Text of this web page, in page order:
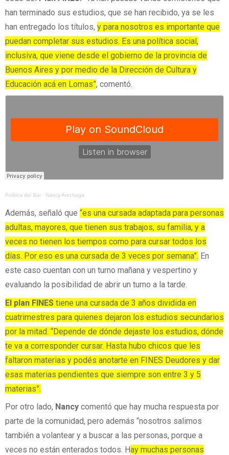
han terminado sus estudios, que se han recibido, ya se les
han entregado los títulos, y para nosotros es importante que
puedan completar sus estudios. Es una política social,
inclusiva, que viene desde el gobierno de la provincia de
Buenos Aires y por medio de la Dirección de Cultura y
Educación acá en Lomas”, comentó.
Política del Sur · Nancy Arechaga
Además, señaló que “es una cursada adaptada para personas
adultas, mayores, que tienen sus trabajos, su familia, y a
veces no tienen los tiempos como para cursar todos los
días. Por eso es una cursada de 3 veces por semana”. En
este caso cuentan con un turno mañana y vespertino y
evaluando la posibilidad de abrir un turno a la tarde.
El plan FINES tiene una cursada de 3 años dividida en
cuatrimestres para quienes dejaron los estudios secundarios
por la mitad. “Depende de dónde dejaste los estudios, dónde
te va a corresponder cursar. Hasta hubo chicos que les
faltaron materias y podés anotarte en FINES Deudores y dar
esas materias pendientes que siempre son entre 3 y 5
materias”.
Por otro lado, Nancy comentó que hay mucha respuesta por
parte de la comunidad, pero además “nosotros salimos
también a volantear y a buscar a las personas, porque a
veces no están enterados todos. Hay muchas personas